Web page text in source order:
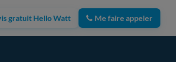
gratuit Hello Watt Me faire appeler